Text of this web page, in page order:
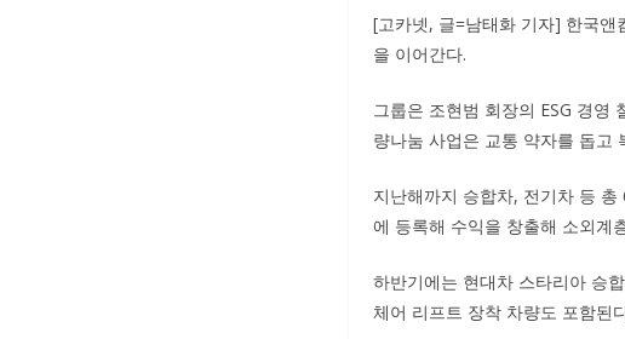
[고카넷, 글=남태화 기자] 한국앤
을 이어간다.
그룹은 조현범 회장의 ESG 경영
량나눔 사업은 교통 약자를 돕고
지난해까지 승합차, 전기차 등
에 등록해 수익을 창출해 소외계
하반기에는 현대차 스타리아 승
체어 리프트 장착 차량도 포함된